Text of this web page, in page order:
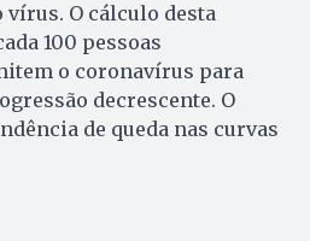
O cálculo desta
100 pessoas
o coronavírus para
decrescente. O
de queda nas curvas